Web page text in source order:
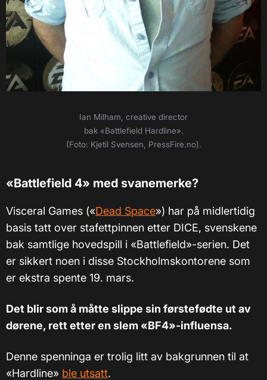
Ian Milham, creative director
bak «Battlefield Hardline».
(Foto: Kjetil Svensen, PressFire.no).
«Battlefield 4» med svanemerke?
Visceral Games («Dead Space») har på midlertidig
basis tatt over stafettpinnen etter DICE, svenskene
bak samtlige hovedspill i «Battlefield»-serien. Det
er sikkert noen i disse Stockholmskontorene som
er ekstra spente 19. mars.
Det blir som å måtte slippe sin førstefødte ut av
dørene, rett etter en slem «BF4»-influensa.
Denne spenninga er trolig litt av bakgrunnen til at
«Hardline» ble utsatt.